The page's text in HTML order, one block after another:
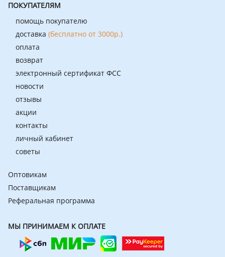
ПОКУПАТЕЛЯМ
помощь покупателю
доставка (бесплатно от 3000р.)
оплата
возврат
электронный сертификат ФСС
новости
отзывы
акции
контакты
личный кабинет
советы
Оптовикам
Поставщикам
Реферальная программа
МЫ ПРИНИМАЕМ К ОПЛАТЕ